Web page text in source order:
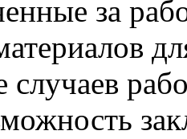
за
случаев